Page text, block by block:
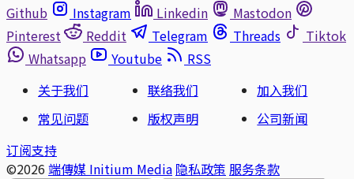
Github
Instagram Linkedin
Mastodon
Pinterest
Reddit Telegram Threads
Tiktok
Whatsapp
Youtube
RSS
关于我们
联络我们
加入我们
常见问题
版权声明
公司新闻
订阅支持
©2026 端傳媒 Initium Media 隐私政策 服务条款